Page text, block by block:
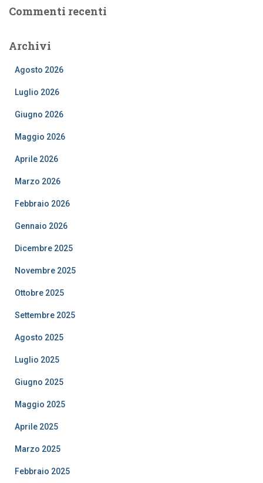
Commenti recenti
Archivi
Agosto 2026
Luglio 2026
Giugno 2026
Maggio 2026
Aprile 2026
Marzo 2026
Febbraio 2026
Gennaio 2026
Dicembre 2025
Novembre 2025
Ottobre 2025
Settembre 2025
Agosto 2025
Luglio 2025
Giugno 2025
Maggio 2025
Aprile 2025
Marzo 2025
Febbraio 2025